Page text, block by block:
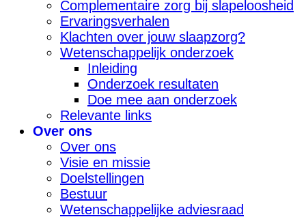
Complementaire zorg bij slapeloosheid
Ervaringsverhalen
Klachten over jouw slaapzorg?
Wetenschappelijk onderzoek
Inleiding
Onderzoek resultaten
Doe mee aan onderzoek
Relevante links
Over ons
Over ons
Visie en missie
Doelstellingen
Bestuur
Wetenschappelijke adviesraad